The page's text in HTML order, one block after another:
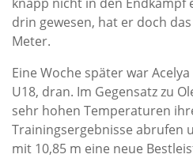
drin gewesen, hat er doch
Meter.
Eine Woche später war
U18, dran. Im Gegensatz zu
sehr hohen Temperaturen
Trainingsergebnisse abrufen
mit 10,85 m eine neue